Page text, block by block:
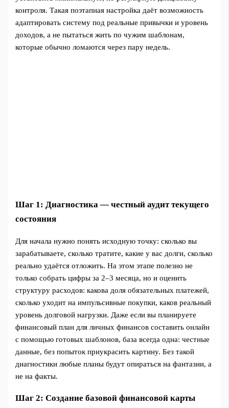
контроля. Такая поэтапная настройка даёт возможность
адаптировать систему под реальные привычки и уровень
доходов, а не пытаться жить по чужим шаблонам,
которые обычно ломаются через пару недель.
Шаг 1: Диагностика — честный аудит текущего
состояния
Для начала нужно понять исходную точку: сколько вы
зарабатываете, сколько тратите, какие у вас долги, сколько
реально удаётся отложить. На этом этапе полезно не
только собрать цифры за 2–3 месяца, но и оценить
структуру расходов: какова доля обязательных платежей,
сколько уходит на импульсивные покупки, каков реальный
уровень долговой нагрузки. Даже если вы планируете
финансовый план для личных финансов составить онлайн
с помощью готовых шаблонов, база всегда одна: честные
данные, без попыток приукрасить картину. Без такой
диагностики любые планы будут опираться на фантазии, а
не на факты.
Шаг 2: Создание базовой финансовой карты